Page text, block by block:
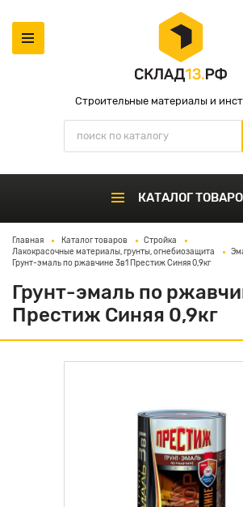
Строительные материалы и
КАТАЛОГ
Главная Каталог товаров
Стройка
Лакокрасочные материалы, грунты, огнебиозащита
Грунт-эмаль по ржавчине 3в1 Престиж Синяя 0,9кг
Грунт-эмаль по
Престиж Синяя 0,9кг